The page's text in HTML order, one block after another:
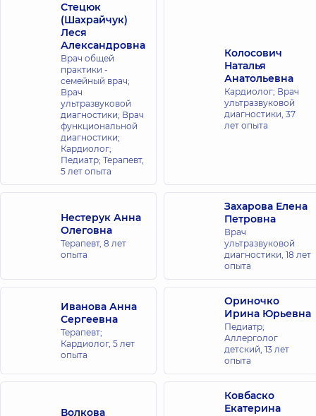
Стецюк
(Шахрайчук)
Леся
Александровна
Врач общей
практики -
семейный врач;
Врач
ультразвуковой
диагностики; Врач
функциональной
диагностики;
Кардиолог;
Педиатр; Терапевт,
5 лет опыта
Колосович
Наталья
Анатольевна
Кардиолог; Врач
ультразвуковой
диагностики, 37
лет опыта
Нестерук Анна
Олеговна
Терапевт, 8 лет
опыта
Захарова Елена
Петровна
Врач
ультразвуковой
диагностики, 18 лет
опыта
Иванова Анна
Сергеевна
Терапевт;
Кардиолог, 5 лет
опыта
Ориночко
Ирина Юрьевна
Педиатр;
Аллерголог
детский, 13 лет
опыта
Волкова
Ковбаско
Екатерина